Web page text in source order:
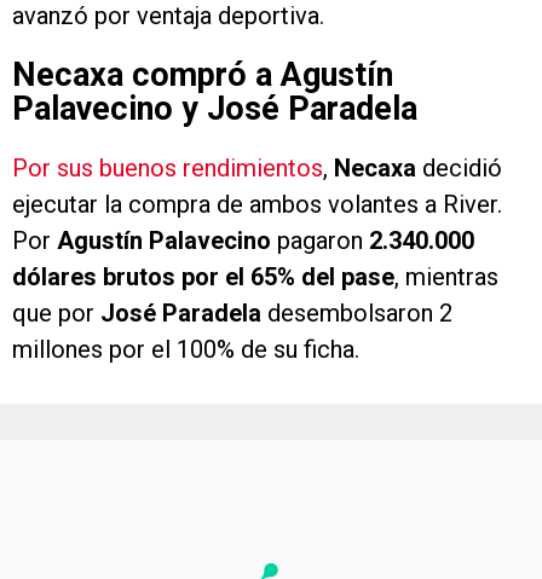
avanzó por ventaja deportiva.
Necaxa compró a Agustín
Palavecino y José Paradela
Por sus buenos rendimientos, Necaxa decidió
ejecutar la compra de ambos volantes a River.
Por Agustín Palavecino pagaron 2.340.000
dólares brutos por el 65% del pase, mientras
que por José Paradela desembolsaron 2
millones por el 100% de su ficha.